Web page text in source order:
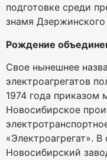
подготовке среди
знамя
Рождение
Свое нынешнее
электроагрегатов
1974 года приказом
Новосибирское
«Электроагрегат».
Новосибирский